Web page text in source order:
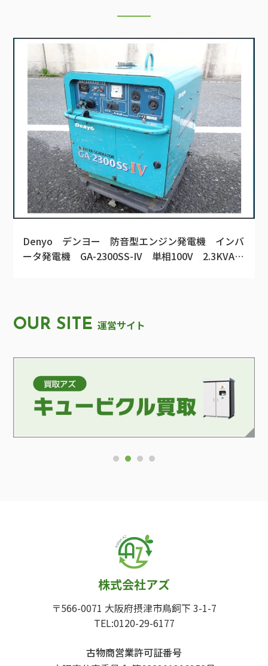
Denyo デンヨー 防音型エンジン発電機 インバ
ータ発電機 GA-2300SS-IV 単相100V 2.3KVA
OUR SITE 運営サイト
株式会社アズ
〒566-0071 大阪府摂津市鳥飼下 3-1-7
TEL:0120-29-6177
古物商営業許可証番号